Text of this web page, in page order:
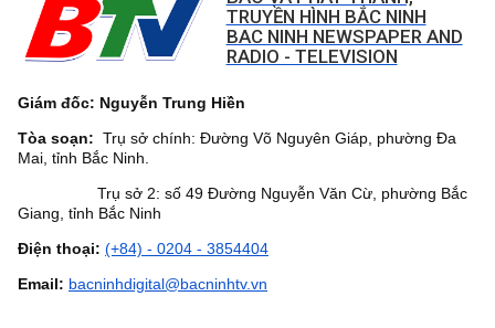
TRUYỀN HÌNH BẮC NINH
BAC NINH NEWSPAPER AND
RADIO - TELEVISION
Giám đốc: Nguyễn Trung Hiền
Tòa soạn: Trụ sở chính: Đường Võ Nguyên Giáp, phường Đa
Mai, tỉnh Bắc Ninh.
Trụ sở 2: số 49 Đường Nguyễn Văn Cừ, phường Bắc
Giang, tỉnh Bắc Ninh
Điện thoại: (+84) - 0204 - 3854404
Email: bacninhdigital@bacninhtv.vn